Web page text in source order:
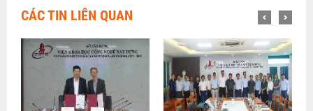
CÁC TIN LIÊN QUAN